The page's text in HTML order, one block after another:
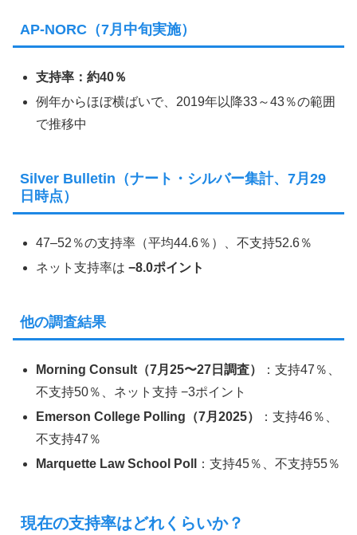
AP‑NORC（7月中旬実施）
支持率：約40％
例年からほぼ横ばいで、2019年以降33～43％の範囲
で推移中
Silver Bulletin（ナート・シルバー集計、7月29
日時点）
47–52％の支持率（平均44.6％）、不支持52.6％
ネット支持率は−8.0ポイント
他の調査結果
Morning Consult（7月25〜27日調査）
：支持47％、
不支持50％、ネット支持 −3ポイント
Emerson College Polling（7月2025）
：支持46％、
不支持47％
Marquette Law School Poll
：支持45％、不支持55％
現在の支持率はどれくらいか？